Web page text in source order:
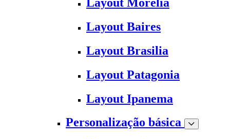
Layout Baires
Layout Brasilia
Layout Patagonia
Layout Ipanema
Personalização básica